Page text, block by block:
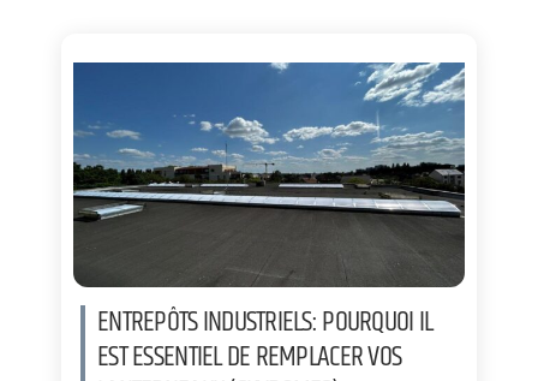
ENTREPÔTS INDUSTRIELS: POURQUOI IL
EST ESSENTIEL DE REMPLACER VOS